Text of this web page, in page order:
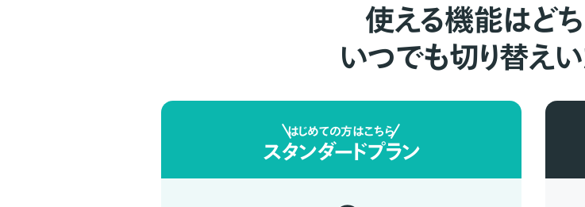
使える機能はどち
いつでも切り替えい
はじめての方はこちら
スタンダードプラン